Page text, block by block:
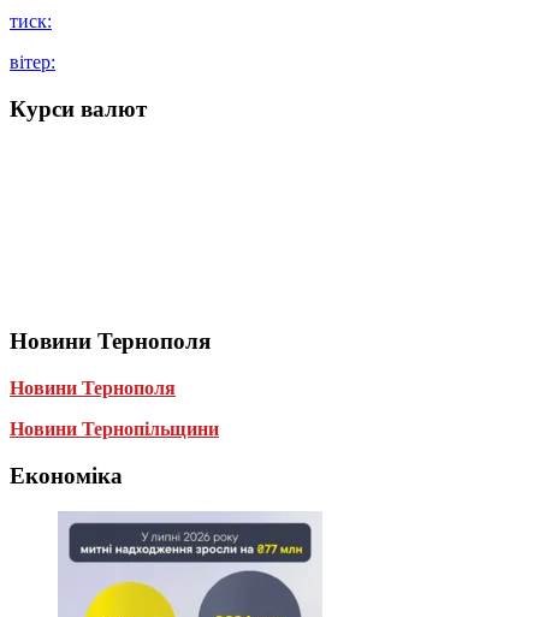
тиск:
вітер:
Курси валют
Новини Тернополя
Новини Тернополя
Новини Тернопільщини
Економіка